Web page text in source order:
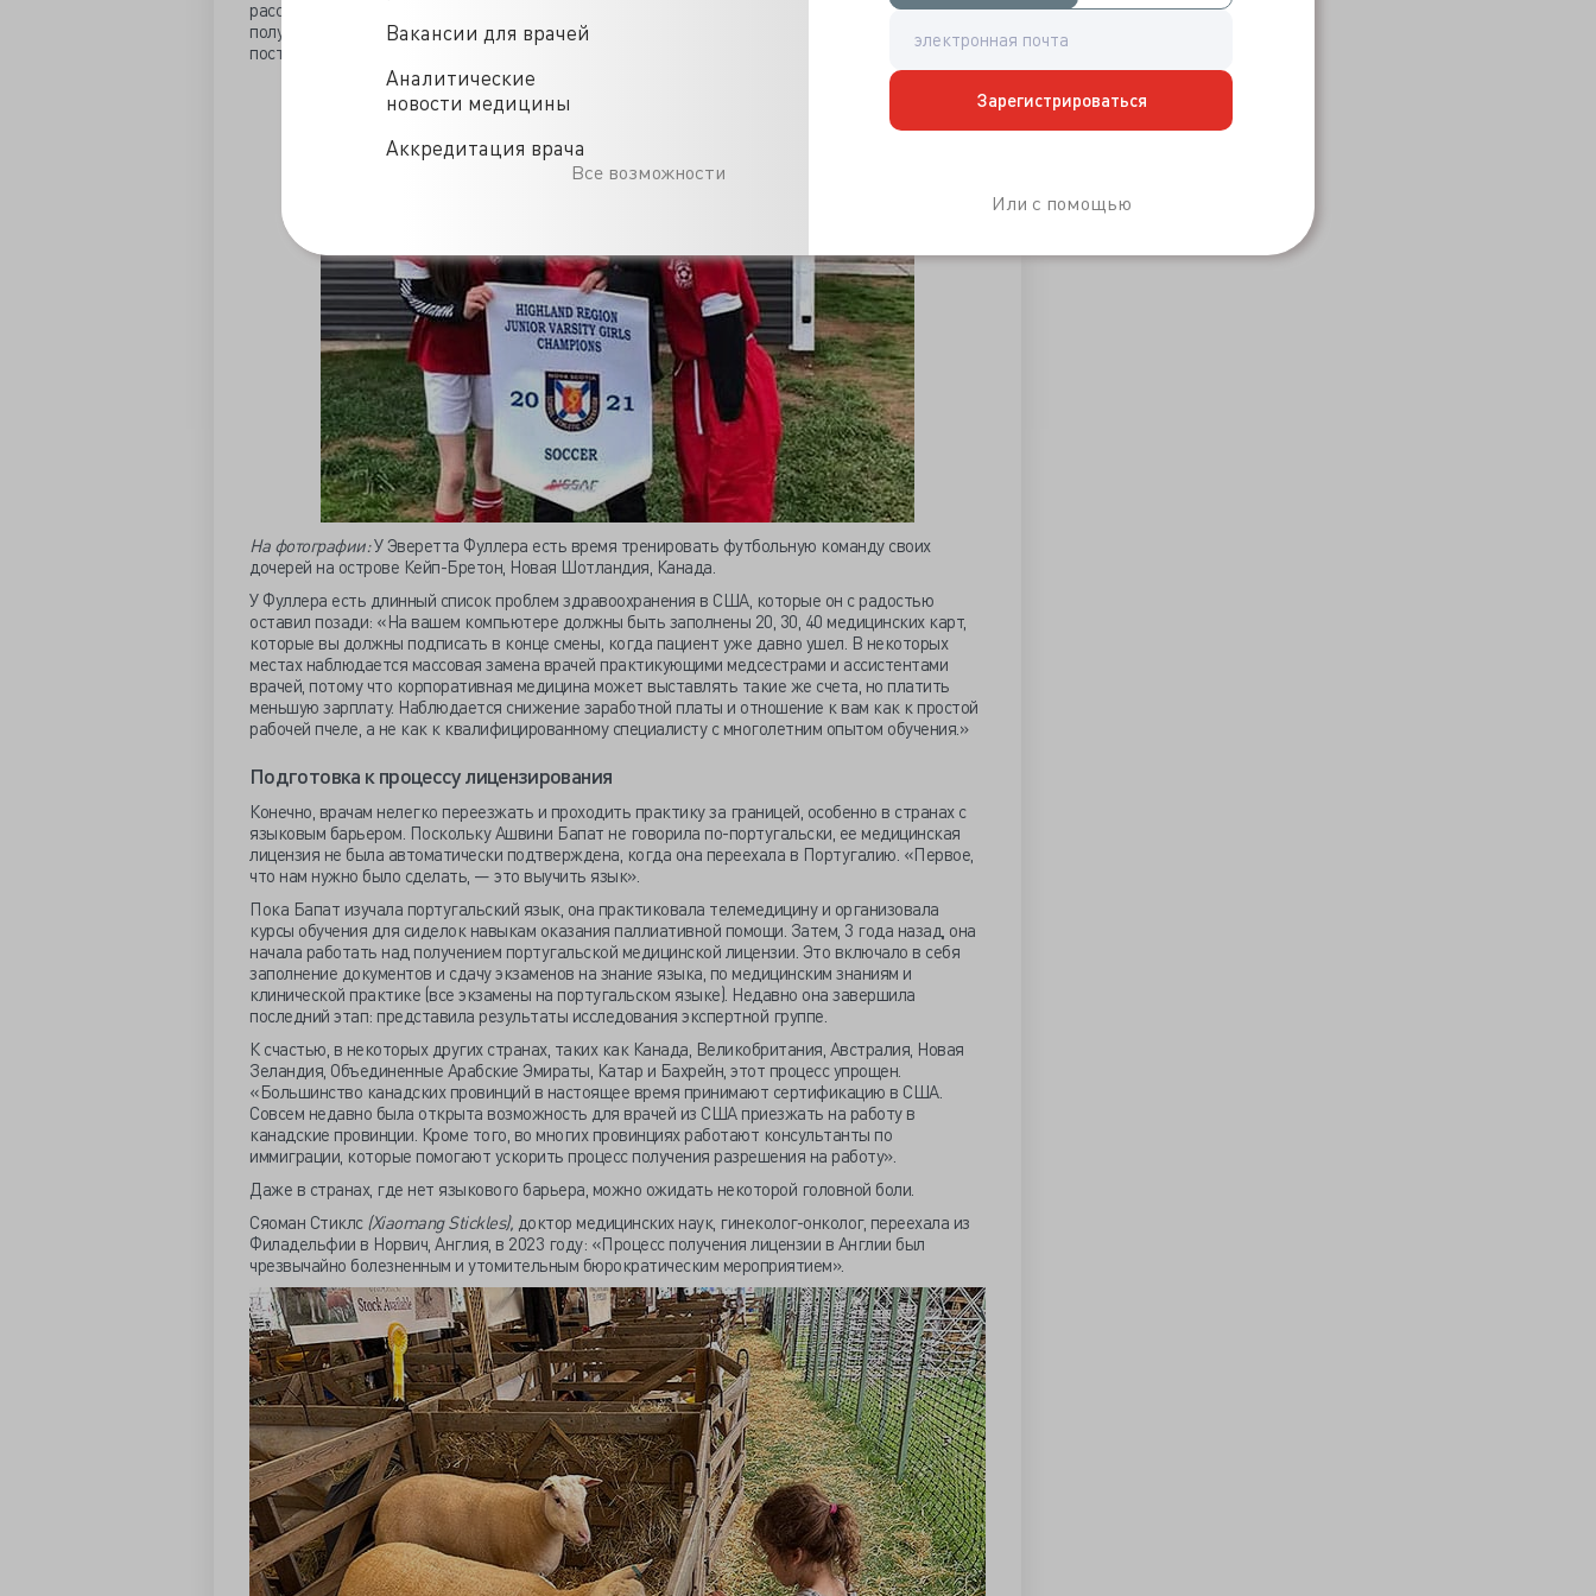
Вакансии для врачей
Аналитические
новости медицины
Аккредитация врача
Все возможности
Зарегистрироваться
Или с помощью
рассматривая врачей как заменяемые «винтики», из которых можно «выжимать все соки» ради
получения большей прибыли и уволить, как только они перестанут справляться с
поставленными задачами.
На фотографии:У Эверетта Фуллера есть время тренировать футбольную команду своих
дочерей на острове Кейп-Бретон, Новая Шотландия, Канада.
У Фуллера есть длинный список проблем здравоохранения в США, которые он с радостью
оставил позади: «На вашем компьютере должны быть заполнены 20, 30, 40 медицинских карт,
которые вы должны подписать в конце смены, когда пациент уже давно ушел. В некоторых
местах наблюдается массовая замена врачей практикующими медсестрами и ассистентами
врачей, потому что корпоративная медицина может выставлять такие же счета, но платить
меньшую зарплату. Наблюдается снижение заработной платы и отношение к вам как к простой
рабочей пчеле, а не как к квалифицированному специалисту с многолетним опытом обучения.»
Подготовка к процессу лицензирования
Конечно, врачам нелегко переезжать и проходить практику за границей, особенно в странах с
языковым барьером. Поскольку Ашвини Бапат не говорила по-португальски, ее медицинская
лицензия не была автоматически подтверждена, когда она переехала в Португалию. «Первое,
что нам нужно было сделать, — это выучить язык».
Пока Бапат изучала португальский язык, она практиковала телемедицину и организовала
курсы обучения для сиделок навыкам оказания паллиативной помощи. Затем, 3 года назад, она
начала работать над получением португальской медицинской лицензии. Это включало в себя
заполнение документов и сдачу экзаменов на знание языка, по медицинским знаниям и
клинической практике (все экзамены на португальском языке). Недавно она завершила
последний этап: представила результаты исследования экспертной группе.
К счастью, в некоторых других странах, таких как Канада, Великобритания, Австралия, Новая
Зеландия, Объединенные Арабские Эмираты, Катар и Бахрейн, этот процесс упрощен.
«Большинство канадских провинций в настоящее время принимают сертификацию в США.
Совсем недавно была открыта возможность для врачей из США приезжать на работу в
канадские провинции. Кроме того, во многих провинциях работают консультанты по
иммиграции, которые помогают ускорить процесс получения разрешения на работу».
Даже в странах, где нет языкового барьера, можно ожидать некоторой головной боли.
Сяоман Стиклс (Xiaomang Stickles), доктор медицинских наук, гинеколог-онколог, переехала из
Филадельфии в Норвич, Англия, в 2023 году: «Процесс получения лицензии в Англии был
чрезвычайно болезненным и утомительным бюрократическим мероприятием».